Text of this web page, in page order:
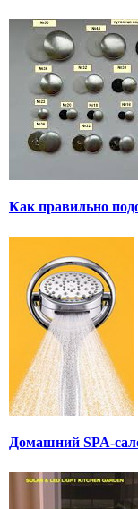
Как правильно
Домашний SPA-